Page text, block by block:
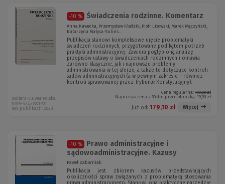
-10 % Świadczenia rodzinne. Komentarz
Anna Kawecka, Przemysław Kledzik, Piotr Lisowski, Marek Mączyński,
Katarzyna Małysa-Sulińs...
Publikacja stanowi kompleksowe ujęcie problematyki
świadczeń rodzinnych, przygotowane pod kątem potrzeb
praktyki administracyjnej. Zawiera pogłębioną analizę
przepisów ustawy o świadczeniach rodzinnych i omawia
zarówno klasyczne, jak i najnowsze problemy
administrowania w tej sferze, a także te dotyczące kontroli
sądów administracyjnych (a w pewnym zakresie – również
kontroli sprawowanej przez Trybunał Konstytucyjny).
Cena regularna: 199,00 zł
Najniższa cena z 30 dni przed obniżką: 19,90 zł
Już od: 179,10 zł Więcej
Wolters Kluwer Polska
KAM-4735 W01P01
Rok publikacji: 2023
-10 %
Prawo administracyjne i
sądowoadministracyjne. Kazusy
Paweł Zaborniak
Publikacja jest zbiorem kazusów przedstawiających
okoliczności spraw związanych z problematyką stosowania